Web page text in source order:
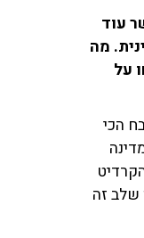
עוד
מה
על
הכי
במדינה
שהקרדיט
שלב זה